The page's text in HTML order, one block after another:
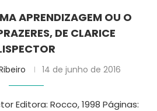
APRENDIZAGEM OU O
DE CLARICE
14 de junho de 2016
Editora: Rocco, 1998 Páginas: